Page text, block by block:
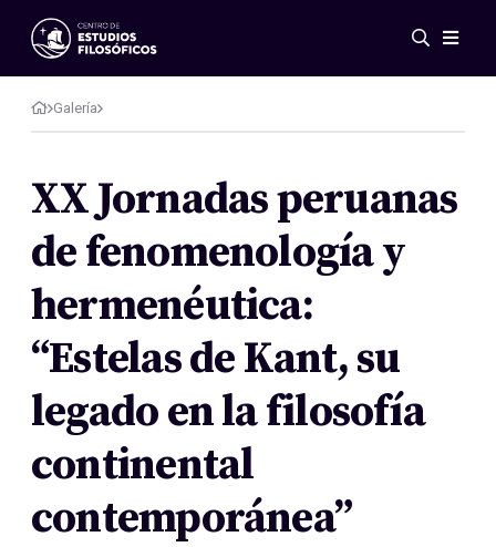
Eventos
Novedades
Investigación
Publicaciones
Galería
Acerca de nosotros
Miembros
Reglamento
Galería
XX Jornadas peruanas
de fenomenología y
hermenéutica:
“Estelas de Kant, su
legado en la filosofía
continental
contemporánea”